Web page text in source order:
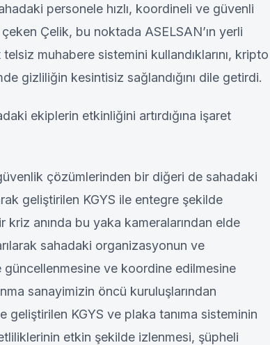
personele hızlı, koordineli ve güvenli
Çelik, bu noktada ASELSAN’ın yerli
muhabere sistemini kullandıklarını, kripto
gizliliğin kesintisiz sağlandığını dile getirdi.
ekiplerin etkinliğini artırdığına işaret
çözümlerinden bir diğeri de sahadaki
geliştirilen KGYS ile entegre şekilde
kriz anında bu yaka kameralarından elde
sahadaki organizasyonun ve
güncellenmesine ve koordine edilmesine
sanayimizin öncü kuruluşlarından
geliştirilen KGYS ve plaka tanıma sisteminin
etkin şekilde izlenmesi, şüpheli